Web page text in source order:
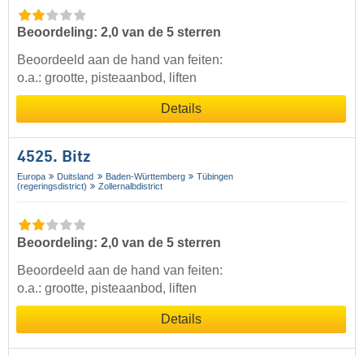
Beoordeling: 2,0 van de 5 sterren
Beoordeeld aan de hand van feiten:
o.a.: grootte, pisteaanbod, liften
Details
4525. Bitz
Europa Duitsland Baden-Württemberg
Tübingen
(regeringsdistrict)
Zollernalbdistrict
Beoordeling: 2,0 van de 5 sterren
Beoordeeld aan de hand van feiten:
o.a.: grootte, pisteaanbod, liften
Details